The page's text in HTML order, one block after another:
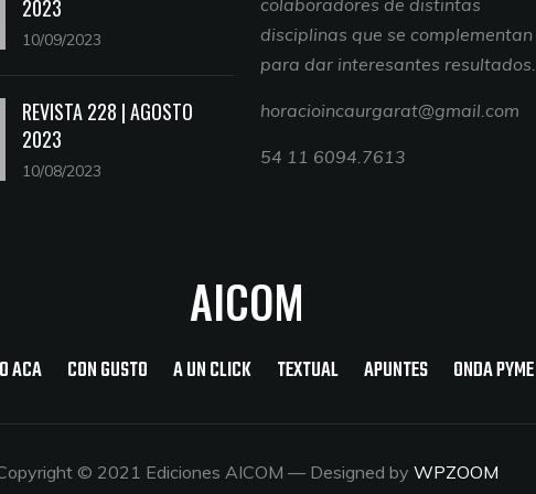
2023
10/09/2023
REVISTA 228 | AGOSTO
2023
10/08/2023
colaboradores de distintas
disciplinas que se complementan
para dar interesantes resultados.
horacioincaurgarat@gmail.com
54 11 6094.7613
AICOM
ACA CON GUSTO A UN CLICK TEXTUAL APUNTES ONDA PYME
© 2021 Ediciones AICOM — Designed by WPZOOM